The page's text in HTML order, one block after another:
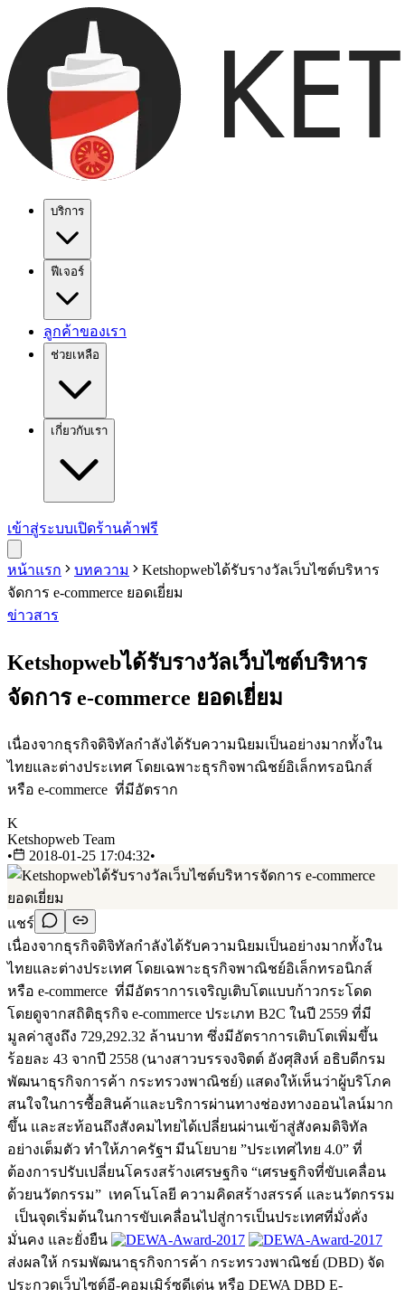
บริการ
ฟีเจอร์
ลูกค้าของเรา
ช่วยเหลือ
เกี่ยวกับเรา
เข้าสู่ระบบเปิดร้านค้าฟรี
หน้าแรก บทความ
Ketshopwebได้รับรางวัลเว็บไซต์บริหาร
จัดการ e-commerce ยอดเยี่ยม
ข่าวสาร
Ketshopwebได้รับรางวัลเว็บไซต์บริหาร
จัดการ e-commerce ยอดเยี่ยม
เนื่องจากธุรกิจดิจิทัลกำลังได้รับความนิยมเป็นอย่างมากทั้งใน
ไทยและต่างประเทศ โดยเฉพาะธุรกิจพาณิชย์อิเล็กทรอนิกส์
หรือ e-commerce ที่มีอัตราก
K
Ketshopweb Team
•
2018-01-25 17:04:32•
แชร์
เนื่องจากธุรกิจดิจิทัลกำลังได้รับความนิยมเป็นอย่างมากทั้งใน
ไทยและต่างประเทศ โดยเฉพาะธุรกิจพาณิชย์อิเล็กทรอนิกส์
หรือ e-commerce ที่มีอัตราการเจริญเติบโตแบบก้าวกระโดด
โดยดูจากสถิติธุรกิจ e-commerce ประเภท B2C ในปี 2559 ที่มี
มูลค่าสูงถึง 729,292.32 ล้านบาท ซึ่งมีอัตราการเติบโตเพิ่มขึ้น
ร้อยละ 43 จากปี 2558 (นางสาวบรรจงจิตต์ อังศุสิงห์ อธิบดีกรม
พัฒนาธุรกิจการค้า กระทรวงพาณิชย์) แสดงให้เห็นว่าผู้บริโภค
สนใจในการซื้อสินค้าและบริการผ่านทางช่องทางออนไลน์มาก
ขึ้น และสะท้อนถึงสังคมไทยได้เปลี่ยนผ่านเข้าสู่สังคมดิจิทัล
อย่างเต็มตัว ทำให้ภาครัฐฯ มีนโยบาย ”ประเทศไทย 4.0” ที่
ต้องการปรับเปลี่ยนโครงสร้างเศรษฐกิจ “เศรษฐกิจที่ขับเคลื่อน
ด้วยนวัตกรรม” เทคโนโลยี ความคิดสร้างสรรค์ และนวัตกรรม
เป็นจุดเริ่มต้นในการขับเคลื่อนไปสู่การเป็นประเทศที่มั่งคั่ง
มั่นคง และยั่งยืน
ส่งผลให้ กรมพัฒนาธุรกิจการค้า กระทรวงพาณิชย์ (DBD) จัด
ประกวดเว็บไซต์อี-คอมเมิร์ซดีเด่น หรือ DEWA DBD E-